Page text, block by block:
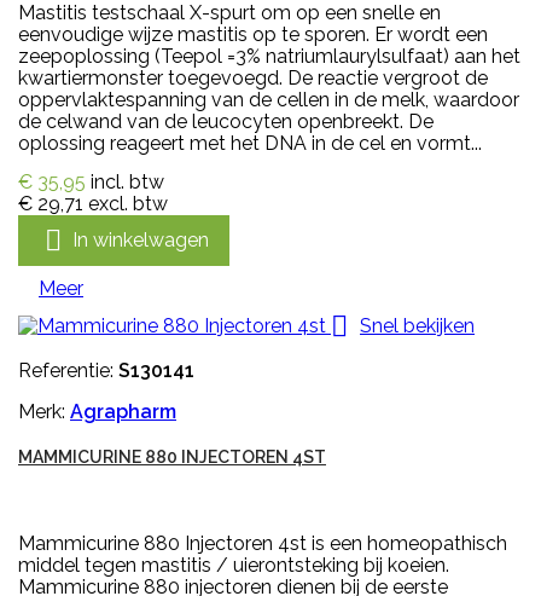
Mastitis testschaal X-spurt om op een snelle en
eenvoudige wijze mastitis op te sporen. Er wordt een
zeepoplossing (Teepol =3% natriumlaurylsulfaat) aan het
kwartiermonster toegevoegd. De reactie vergroot de
oppervlaktespanning van de cellen in de melk, waardoor
de celwand van de leucocyten openbreekt. De
oplossing reageert met het DNA in de cel en vormt...
€ 35,95 incl. btw
€ 29,71 excl. btw
 In winkelwagen
Meer

Snel bekijken
Referentie: S130141
Merk: Agrapharm
MAMMICURINE 880 INJECTOREN 4ST
Mammicurine 880 Injectoren 4st is een homeopathisch
middel tegen mastitis / uierontsteking bij koeien.
Mammicurine 880 injectoren dienen bij de eerste